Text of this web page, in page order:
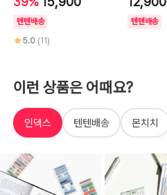
텐텐배송
5.0 (11)
텐텐배송
이런 상품은 어때요?
인덱스 텐텐배송 몬치치